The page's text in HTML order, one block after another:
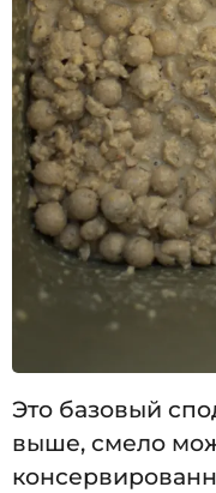
Это базовый
выше, смело